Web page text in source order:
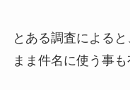
とある調査による
まま件名に使う事